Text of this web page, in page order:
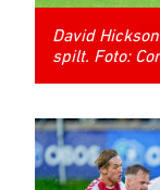
David
spilt. Foto: